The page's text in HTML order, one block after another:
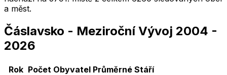
a měst.
Čáslavsko - Meziroční Vývoj 2004 -
2026
Rok Počet Obyvatel Průměrné Stáří